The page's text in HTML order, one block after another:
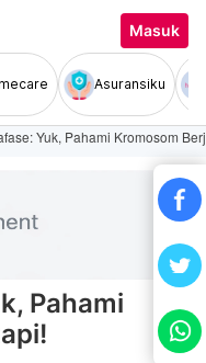
Masuk
Asuransiku
Yuk, Pahami Kromosom
Pahami